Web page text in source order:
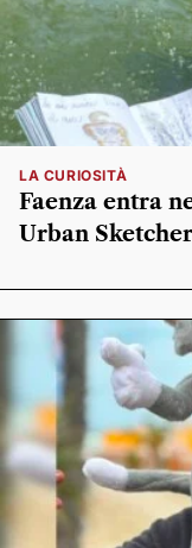
LA CURIOSITÀ
Faenza entra
Urban